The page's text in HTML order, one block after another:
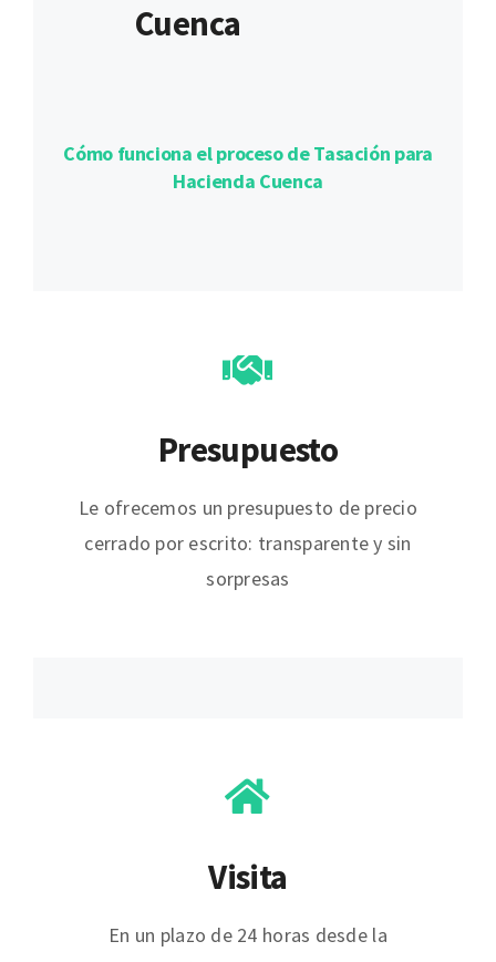
Cuenca
Cómo funciona el proceso de Tasación para
Hacienda Cuenca
Presupuesto
Le ofrecemos un presupuesto de precio
cerrado por escrito: transparente y sin
sorpresas
Visita
En un plazo de 24 horas desde la